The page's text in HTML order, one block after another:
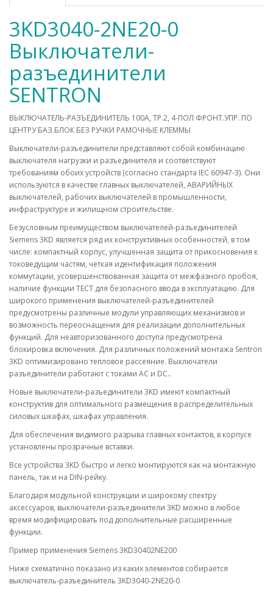
3KD3040-2NE20-0
Выключатели-
разъединители
SENTRON
ВЫКЛЮЧАТЕЛЬ-РАЗЪЕДИНИТЕЛЬ 100A, ТР.2, 4-ПОЛ ФРОНТ.УПР. ПО
ЦЕНТРУ БАЗ.БЛОК БЕЗ РУЧКИ РАМОЧНЫЕ КЛЕММЫ
Выключатели-разъединители представляют собой комбинацию
выключателя нагрузки и разъединителя и соответствуют
требованиям обоих устройств (согласно стандарта IEC 60947-3). Они
используются в качестве главных выключателей, АВАРИЙНЫХ
выключателей, рабочих выключателей в промышленности,
инфраструктуре и жилищном строительстве.
Безусловным преимуществом выключателей-разъединителей
Siemens 3KD является ряд их конструктивных особенностей, в том
числе: компактный корпус, улучшенная защита от прикосновения к
токоведущим частям, четкая идентификация положения
коммутации, усовершенствованная защита от межфазного пробоя,
наличие функции ТЕСТ для безопасного ввода в эксплуатацию. Для
широкого применения выключателей-разъединителей
предусмотрены различные модули управляющих механизмов и
возможность переоснащения для реализации дополнительных
функций. Для неавторизованного доступа предусмотрена
блокировка включения. Для различных положений монтажа Sentron
3KD оптимизировано тепловое рассеяние. Выключатели
разъединители работают с токами AC и DC..
Новые выключатели-разъединители 3KD имеют компактный
конструктив для оптимального размещения в распределительных
силовых шкафах, шкафах управления.
Для обеспечения видимого разрыва главных контактов, в корпусе
установлены прозрачные вставки.
Все устройства 3KD быстро и легко монтируются как на монтажную
панель, так и на DIN-рейку.
Благодаря модульной конструкции и широкому спектру
аксессуаров, выключатели-разъединители 3KD можно в любое
время модифицировать под дополнительные расширенные
функции.
Пример применения Siemens 3KD30402NE200
Ниже схематично показано из каких элементов собирается
выключатель-разъединитель 3KD3040-2NE20-0